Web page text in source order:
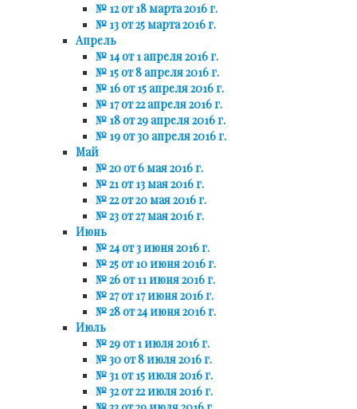
№ 12 от 18 марта 2016 г.
№ 13 от 25 марта 2016 г.
Апрель
№ 14 от 1 апреля 2016 г.
№ 15 от 8 апреля 2016 г.
№ 16 от 15 апреля 2016 г.
№ 17 от 22 апреля 2016 г.
№ 18 от 29 апреля 2016 г.
№ 19 от 30 апреля 2016 г.
Май
№ 20 от 6 мая 2016 г.
№ 21 от 13 мая 2016 г.
№ 22 от 20 мая 2016 г.
№ 23 от 27 мая 2016 г.
Июнь
№ 24 от 3 июня 2016 г.
№ 25 от 10 июня 2016 г.
№ 26 от 11 июня 2016 г.
№ 27 от 17 июня 2016 г.
№ 28 от 24 июня 2016 г.
Июль
№ 29 от 1 июля 2016 г.
№ 30 от 8 июля 2016 г.
№ 31 от 15 июля 2016 г.
№ 32 от 22 июля 2016 г.